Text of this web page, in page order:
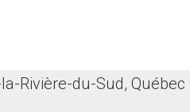
Rivière-du-Sud, Québec